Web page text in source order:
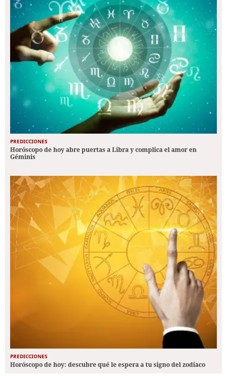
PREDICCIONES
Horóscopo de hoy abre puertas a Libra y complica el amor en
Géminis
PREDICCIONES
Horóscopo de hoy: descubre qué le espera a tu signo del zodiaco